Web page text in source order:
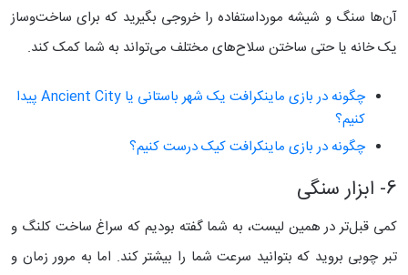
آن‌ها سنگ و شیشه مورداستفاده را خروجی بگیرید که برای ساخت‌وساز
یک خانه یا حتی ساختن سلاح‌های مختلف می‌تواند به شما کمک کند.
چگونه در بازی ماینکرافت یک شهر باستانی یا Ancient City پیدا
کنیم؟
چگونه در بازی ماینکرافت کیک درست کنیم؟
6- ابزار سنگی
کمی قبل‌تر در همین لیست،‌ به شما گفته بودیم که سراغ ساخت کلنگ و
تبر چوبی بروید که بتوانید سرعت شما را بیشتر کند. اما به مرور زمان و